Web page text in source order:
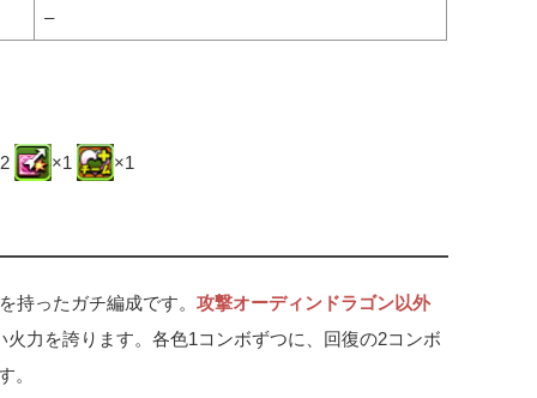
–
×1 ×1
持ったガチ編成です。 攻撃オーディンドラゴン以外
火力を誇ります。各色1コンボずつに、回復の2コンボ
。